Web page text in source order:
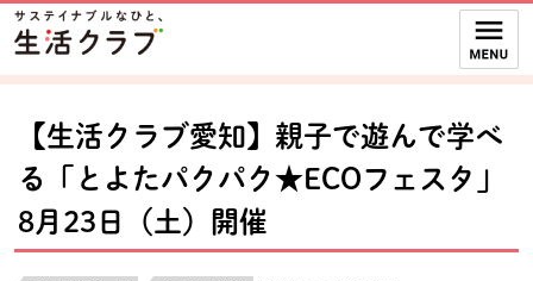
ページの先頭です。
本文へジャンプする。
ここからサイト内共通メニューです。
サイト内共通メニューをスキップする
サイト内共通メニューここまで。
【生活クラブ愛知】親子で遊んで学べ
る「とよたパクパク★ECOフェスタ」
8月23日（土）開催